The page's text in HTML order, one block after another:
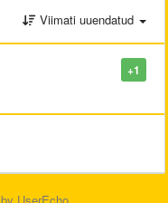
Viimati uuendatud
+1